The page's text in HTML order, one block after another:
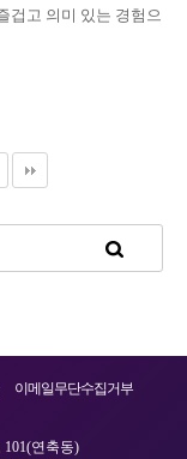
겁고 의미 있는 경험으
이메일무단수집거부
101(연축동)